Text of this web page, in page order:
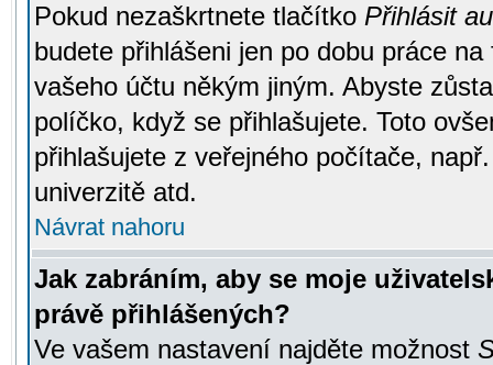
Pokud nezaškrtnete tlačítko Přihlásit
budete přihlášeni jen po dobu práce
vašeho účtu někým jiným. Abyste
políčko, když se přihlašujete. Toto
přihlašujete z veřejného počítače,
univerzitě atd.
Návrat nahoru
Jak zabráním, aby se moje
právě přihlášených?
Ve vašem nastavení najděte možnost